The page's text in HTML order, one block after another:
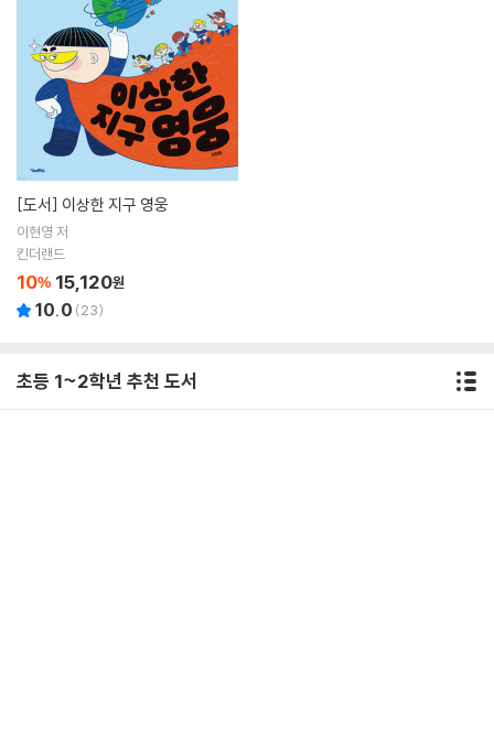
[도서] 이상한 지구 영웅
이현영 저
킨더랜드
10% 15,120원
10.0 (23)
초등 1~2학년 추천 도서